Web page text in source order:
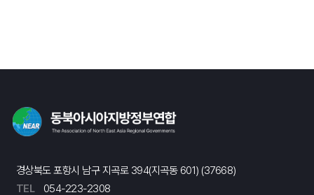
경상북도 포항시 남구 지곡로 394(지곡동 601) (37668)
TEL
054-223-2308